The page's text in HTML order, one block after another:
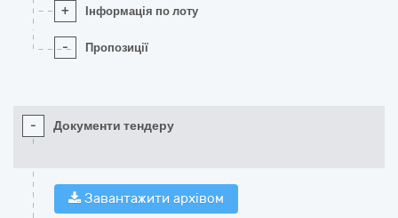
+ Інформація по лоту
- Пропозиції
- Документи тендеру
Завантажити архівом